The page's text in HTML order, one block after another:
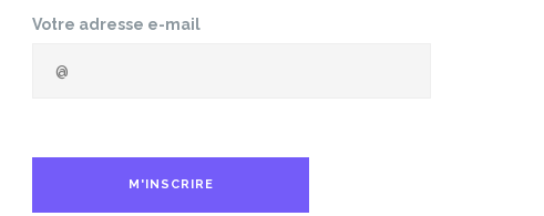
Votre adresse e-mail